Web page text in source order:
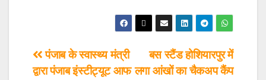
बस स्टैंड होशियारपुर में
लगा आंखों का चैकअप कैंप
पंजाब के स्वास्थ्य मंत्री
द्वारा पंजाब इंस्टीट्यूट आफ